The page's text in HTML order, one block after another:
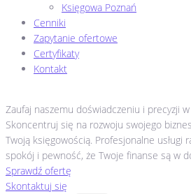
Księgowa Poznań
Cenniki
Zapytanie ofertowe
Certyfikaty
Kontakt
Zaufaj naszemu doświadczeniu i precyzji
Skoncentruj się na rozwoju swojego
Twoją księgowością. Profesjonalne usługi
spokój i pewność, że Twoje finanse są w
Sprawdź ofertę
Skontaktuj się